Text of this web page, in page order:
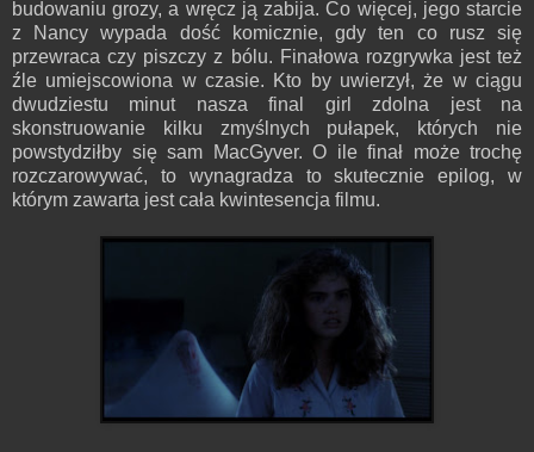
budowaniu grozy, a wręcz ją zabija. Co więcej, jego starcie
z Nancy wypada dość komicznie, gdy ten co rusz się
przewraca czy piszczy z bólu. Finałowa rozgrywka jest też
źle umiejscowiona w czasie. Kto by uwierzył, że w ciągu
dwudziestu minut nasza final girl zdolna jest na
skonstruowanie kilku zmyślnych pułapek, których nie
powstydziłby się sam MacGyver. O ile finał może trochę
rozczarowywać, to wynagradza to skutecznie epilog, w
którym zawarta jest cała kwintesencja filmu.